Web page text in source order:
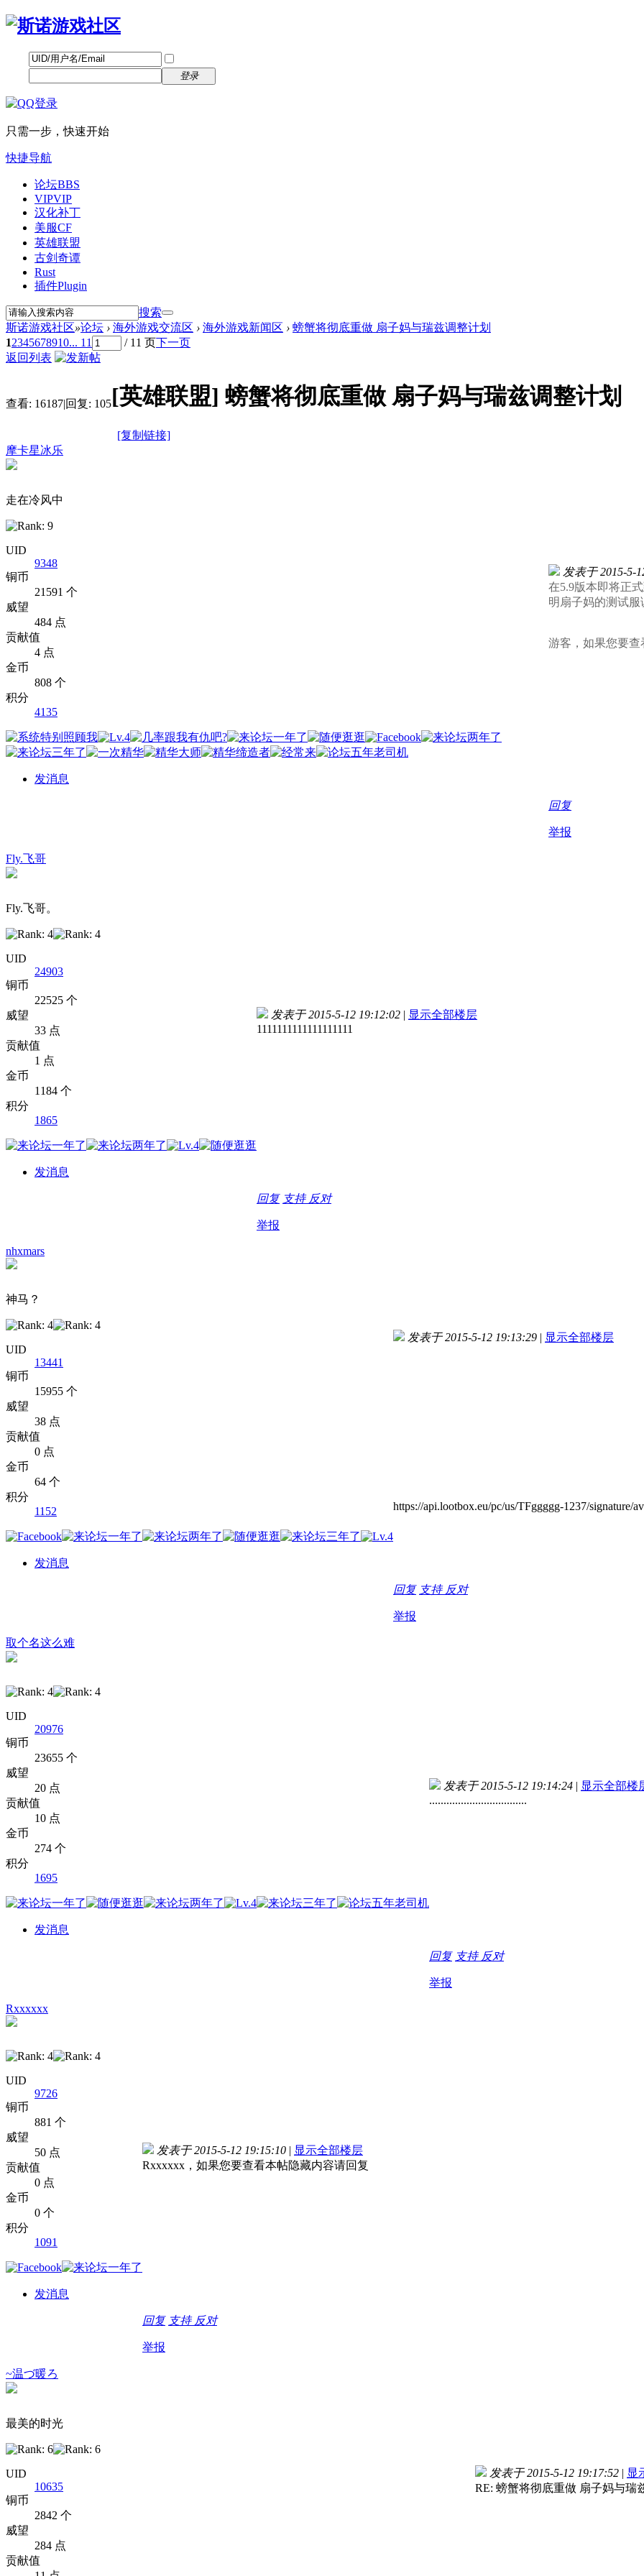
登录
只需一步，快速开始
快捷导航
论坛BBS
VIPVIP
汉化补丁
美服CF
英雄联盟
古剑奇谭
Rust
插件Plugin
搜索
斯诺游戏社区»论坛 › 海外游戏交流区 › 海外游戏新闻区 › 螃蟹将彻底重做 扇子妈与瑞兹调整计划
12345678910... 11 / 11 页下一页
返回列表
查看: 16187|回复: 105[英雄联盟] 螃蟹将彻底重做 扇子妈与瑞兹调整计划
[复制链接]
摩卡星冰乐
走在冷风中
UID
9348
铜币
21591 个
威望
484 点
贡献值
4 点
金币
808 个
积分
4135
发消息
发表于 2015-5-
在5.9版本即将正
明扇子妈的测试
游客，如果您要
回复
举报
Fly.飞哥
Fly.飞哥。
UID
24903
铜币
22525 个
威望
33 点
贡献值
1 点
金币
1184 个
积分
1865
发消息
发表于 2015-5-12 19:12:02 | 显示全部楼层
1111111111111111111
回复 支持 反对
举报
nhxmars
神马？
UID
13441
铜币
15955 个
威望
38 点
贡献值
0 点
金币
64 个
积分
1152
发消息
发表于 2015-5-12 19:13:29 | 显示全部楼层
https://api.lootbox.eu/pc/us/TFggggg-1237/signature/
回复 支持 反对
举报
取个名这么难
UID
20976
铜币
23655 个
威望
20 点
贡献值
10 点
金币
274 个
积分
1695
发消息
发表于 2015-5-12 19:14:24 | 显示全部楼
..................................
回复 支持 反对
举报
Rxxxxxx
UID
9726
铜币
881 个
威望
50 点
贡献值
0 点
金币
0 个
积分
1091
发消息
发表于 2015-5-12 19:15:10 | 显示全部楼层
Rxxxxxx，如果您要查看本帖隐藏内容请回复
回复 支持 反对
举报
~温づ暖ろ
最美的时光
UID
10635
铜币
2842 个
威望
284 点
贡献值
发表于 2015-5-12 19:17:52 | 显
RE: 螃蟹将彻底重做 扇子妈与瑞